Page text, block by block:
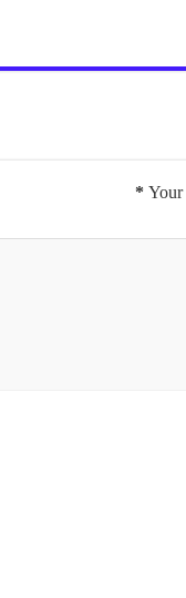
Your
*